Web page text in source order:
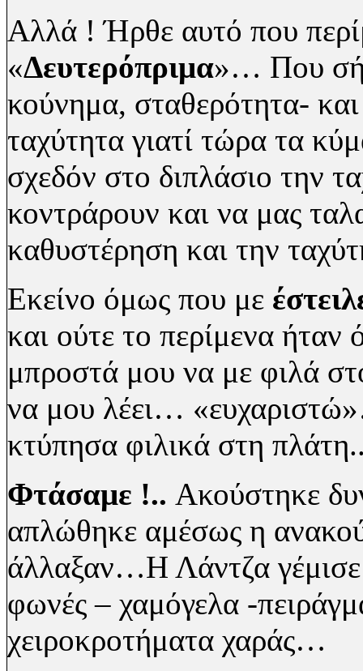
Αλλά ! Ήρθε αυτό που
«Δευτερόπριμα»… Που
κούνημα, σταθερότητα-
ταχύτητα γιατί τώρα τα
σχεδόν στο διπλάσιο την
κοντράρουν και να μας
καθυστέρηση και την
Εκείνο όμως που με
και ούτε το περίμενα
μπροστά μου να με φιλά
να μου λέει…
κτύπησα φιλικά στη
Φτάσαμε !.. Ακούστηκε
απλώθηκε αμέσως η
άλλαξαν…Η Λάντζα γέμισε
φωνές – χαμόγελα -
χειροκροτήματα χαράς…